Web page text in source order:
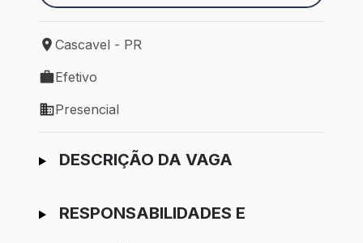
Local de trabalho: Cascavel - PR
Cascavel - PR
Tipo de vaga: Efetivo
Efetivo
Modelo de trabalho: Presencial
Presencial
Ir para candidatura
DESCRIÇÃO DA VAGA
RESPONSABILIDADES E